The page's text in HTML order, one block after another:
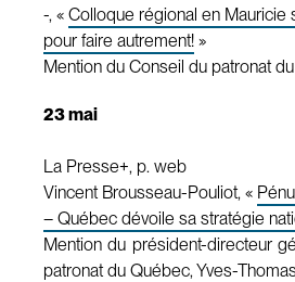
-, « Colloque régional en Mauricie
pour faire autrement! »
Mention du Conseil du patronat
23 mai
La Presse+, p. web
Vincent Brousseau-Pouliot, «
– Québec dévoile sa stratégie
Mention du président-directeur
patronat du Québec, Yves-